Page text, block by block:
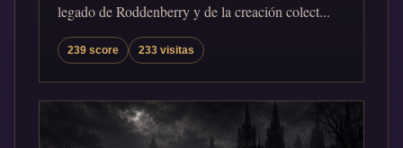
legado de Roddenberry y de la creación colect...
239 score 233 visitas